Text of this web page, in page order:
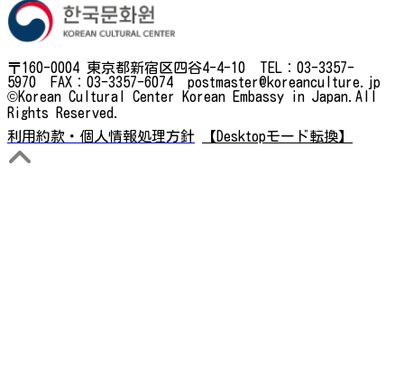
〒160-0004 東京都新宿区四谷4-4-10 TEL：03-3357-
5970 FAX：03-3357-6074 postmaster@koreanculture.jp
©Korean Cultural Center Korean Embassy in Japan.All
Rights Reserved.
利用約款・個人情報処理方針
【Desktopモード転換】